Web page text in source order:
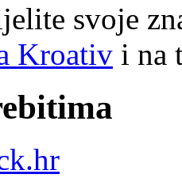
svoje
Kroativ i na